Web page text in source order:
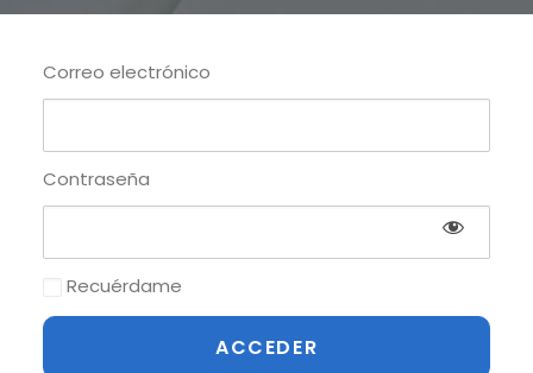
Correo electrónico
Contraseña
Recuérdame